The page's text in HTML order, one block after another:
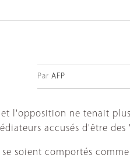
Par AFP
l'opposition ne tenait
accusés d'être des
soient comportés